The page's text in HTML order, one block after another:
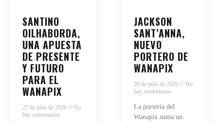
SANTINO
OILHABORDA,
UNA APUESTA
DE PRESENTE
Y FUTURO
PARA EL
WANAPIX
27 de julio de 2026
No
hay comentarios
JACKSON
SANT’ANNA,
NUEVO
PORTERO DE
WANAPIX
20 de julio de 2026
No
hay comentarios
La portería del
Wanapix suma un